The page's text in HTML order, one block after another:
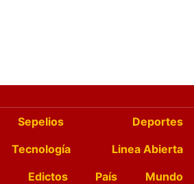
Sepelios
Deportes
Tecnología
Linea Abierta
Edictos País
Mundo